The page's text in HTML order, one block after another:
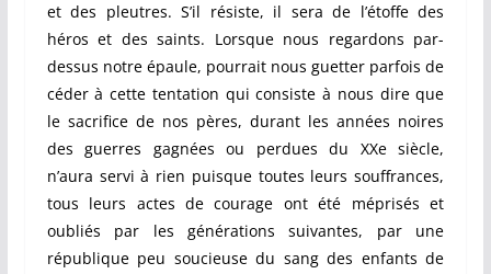
et des pleutres. S’il résiste, il sera de l’étoffe des
héros et des saints. Lorsque nous regardons par-
dessus notre épaule, pourrait nous guetter parfois de
céder à cette tentation qui consiste à nous dire que
le sacrifice de nos pères, durant les années noires
des guerres gagnées ou perdues du XXe siècle,
n’aura servi à rien puisque toutes leurs souffrances,
tous leurs actes de courage ont été méprisés et
oubliés par les générations suivantes, par une
république peu soucieuse du sang des enfants de